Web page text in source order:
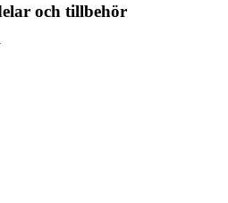
och tillbehör